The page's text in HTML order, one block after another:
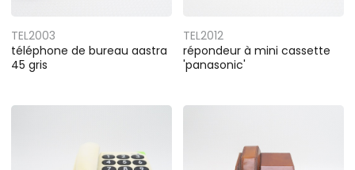
TEL2003
téléphone de bureau aastra
45 gris
TEL2012
répondeur à mini cassette
'panasonic'